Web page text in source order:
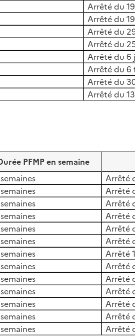
Arrêté du
Arrêté du
Arrêté du
Arrêté du
Arrêté du 6
Arrêté du 6
Arrêté du
Arrêté du
PFMP en semaine
Arrêté
Arrêté
Arrêté
Arrêté
Arrêté
Arrêté
Arrêté
Arrêté
Arrêté
Arrêté
Arrêté
Arrêté
Arrêté